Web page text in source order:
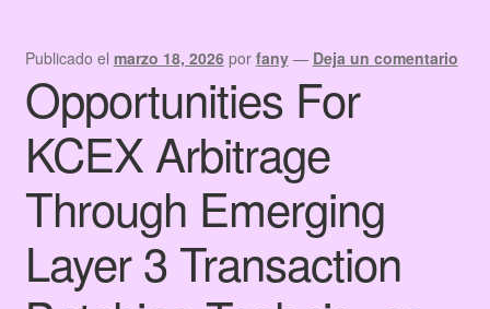
Checkout
Home
Información de Compra
My Account
Terms & Conditions
Publicado el marzo 18, 2026 por fany — Deja un comentario
Opportunities For
KCEX Arbitrage
Through Emerging
Layer 3 Transaction